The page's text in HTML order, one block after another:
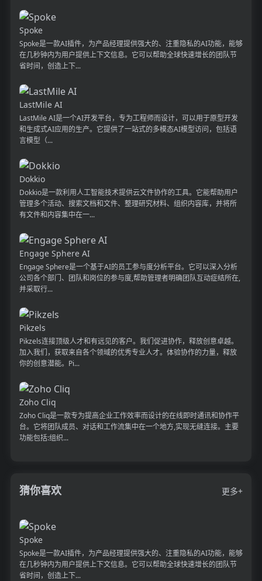
Spoke
Spoke是一款AI插件，为产品经理提供强大的、注重隐私的AI功能，能够
在几秒钟内为用户提供上下文信息。它可以帮助全球快速增长的团队节
省时间，创造上下...
LastMile AI
LastMile AI是一个AI开发平台，专为工程师而设计，可以用于原型开发
和生成式AI应用的生产。它提供了一站式的多模态AI模型访问，包括语
言模型（...
Dokkio
Dokkio是一款利用人工智能技术提供云文件协作的工具。它能帮助用户
管理多个活动、搜索文档和文件、整理研究材料、组织内容库，并将所
有文件和内容集中在一...
Engage Sphere AI
Engage Sphere是一个基于AI的员工参与度分析平台。它可以深入分析
公司各个部门、团队和岗位的参与度,帮助管理者明确团队互动症结所在,
并采取行...
Pikzels
Pikzels连接顶级人才和有远见的客户。我们促进协作，释放创意卓越。
加入我们，获取来自各个领域的优秀专业人才。体验协作的力量，释放
你的创意潜能。Pi...
Zoho Cliq
Zoho Cliq是一款专为提高企业工作效率而设计的在线即时通讯和协作平
台。它将团队成员、对话和工作流集中在一个地方,实现无缝连接。主要
功能包括:组织...
猜你喜欢 更多+
Spoke
Spoke是一款AI插件，为产品经理提供强大的、注重隐私的AI功能，能够
在几秒钟内为用户提供上下文信息。它可以帮助全球快速增长的团队节
省时间，创造上下...